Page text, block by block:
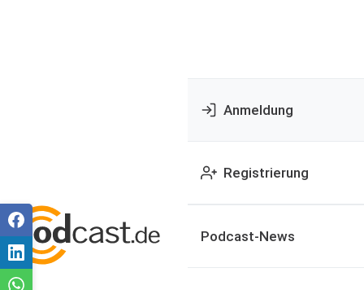
Anmeldung
Registrierung
Podcast-News